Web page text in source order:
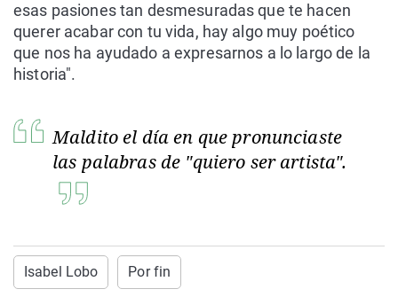
esas pasiones tan desmesuradas que te hacen
querer acabar con tu vida, hay algo muy poético
que nos ha ayudado a expresarnos a lo largo de la
historia".
Maldito el día en que pronunciaste
las palabras de "quiero ser artista".
Isabel Lobo Por fin